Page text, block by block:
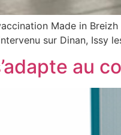
Made in Breizh
sur Dinan, Issy
au